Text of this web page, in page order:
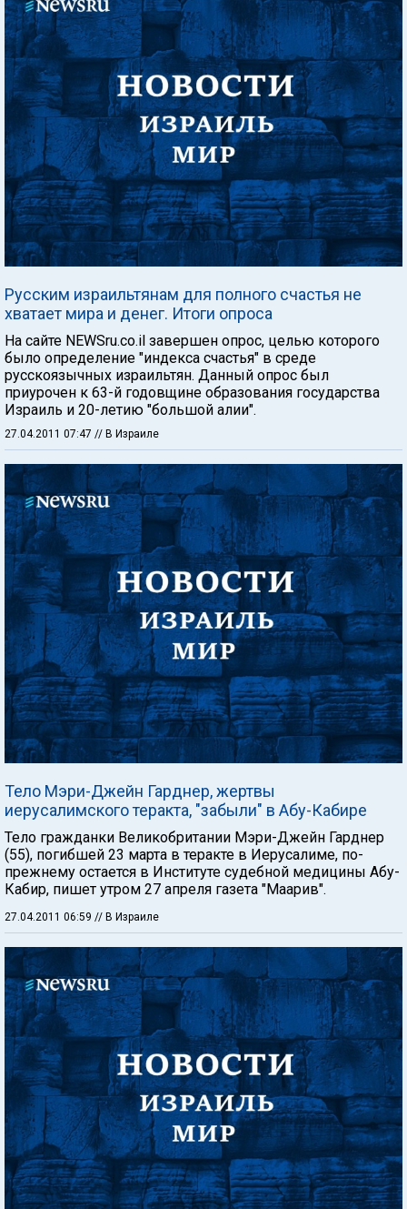
Русским израильтянам для полного счастья не
хватает мира и денег. Итоги опроса
На сайте NEWSru.co.il завершен опрос, целью которого
было определение "индекса счастья" в среде
русскоязычных израильтян. Данный опрос был
приурочен к 63-й годовщине образования государства
Израиль и 20-летию "большой алии".
27.04.2011 07:47 // В Израиле
Тело Мэри-Джейн Гарднер, жертвы
иерусалимского теракта, "забыли" в Абу-Кабире
Тело гражданки Великобритании Мэри-Джейн Гарднер
(55), погибшей 23 марта в теракте в Иерусалиме, по-
прежнему остается в Институте судебной медицины Абу-
Кабир, пишет утром 27 апреля газета "Маарив".
27.04.2011 06:59 // В Израиле